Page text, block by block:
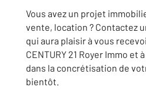
Vous avez un projet
vente, location ? Contactez
qui aura plaisir à vous
CENTURY 21 Royer Immo et
dans la concrétisation de
bientôt.